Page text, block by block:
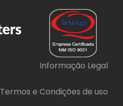
Informação Legal
Termos e Condições de uso